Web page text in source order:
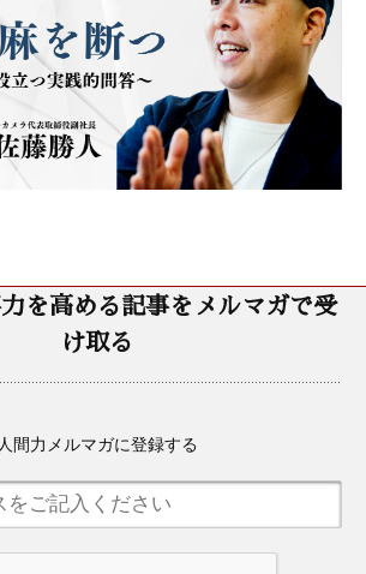
を高める記事をメルマガで受
け取る
人間力メルマガに登録する